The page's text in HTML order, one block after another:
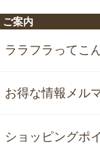
ご案内
ララフラってこ
お得な情報メル
ショッピングポ